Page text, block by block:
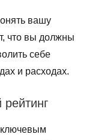
вашу
что вы должны
себе
и расходах.
ключевым